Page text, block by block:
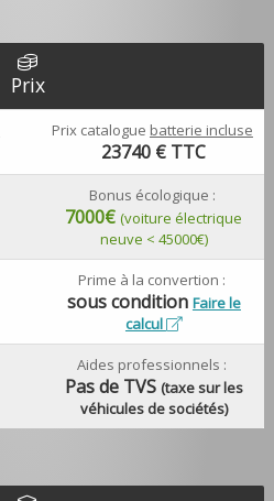
Prix
Prix catalogue batterie incluse
23740 € TTC
Bonus écologique :
7000€(voiture électrique
neuve < 45000€)
Prime à la convertion :
sous condition Faire le
calcul
Aides professionnels :
Pas de TVS (taxe sur les
véhicules de sociétés)